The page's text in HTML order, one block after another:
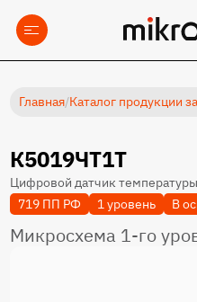
Главная/Каталог продукции
К5019ЧТ1Т
Цифровой датчик температуры
719 ПП РФ
1 уровень В
Микросхема 1-го